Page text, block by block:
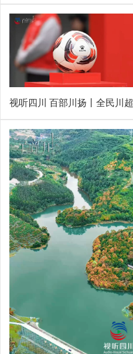
视听四川 百部川扬丨全民川超